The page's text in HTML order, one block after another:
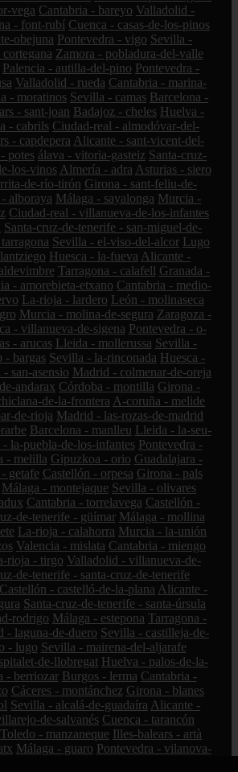
vega Cantabria - bareyo Valladolid -
- font-rubí Cuenca - casas-de-los-pinos
obejuna Pontevedra - vigo Sevilla -
Zamora - pobladura-del-valle
Palencia - autilla-del-pino Pontevedra -
Valladolid - rueda Cantabria - marina-
- moratinos Sevilla - camas Barcelona -
- sant-joan Badajoz - cheles Huelva -
- cabrils Ciudad-real - almodóvar-del-
- capdepera Alicante - sant-vicent-del-
potes álava - vitoria-gasteiz Santa-cruz-
los-vinos Almería - adra Asturias - siero
de-río-tirón Girona - sant-feliu-de-
alboraya Málaga - sayalonga Murcia -
Ciudad-real - villanueva-de-los-infantes
Santa-cruz-de-tenerife - san-miguel-de-
Sevilla - el-viso-del-alcor Lugo
Huesca - la-fueva Alicante -
Tarragona - calafell Granada -
- amorebieta-etxano Cantabria - medio-
La-rioja - lardero León - molinaseca
Murcia - molina-de-segura Zaragoza -
- villanueva-de-sigena Pontevedra - o-
- arucas Lleida - mollerussa Sevilla -
- bargas Sevilla - la-rinconada Huesca -
san-asensio Madrid - colmenar-de-oreja
andarax Córdoba - montilla Girona -
de-la-frontera A-coruña - melide
de-rioja Madrid - las-rozas-de-madrid
Barcelona - manlleu Lleida - la-seu-
la-puebla-de-los-infantes Pontevedra -
- melilla Gipuzkoa - orio Guadalajara -
getafe Castellón - orpesa Girona - pals
Málaga - montejaque Sevilla - olivares
Cantabria - torrelavega Castellón -
de-tenerife - güímar Málaga - mollina
La-rioja - calahorra Murcia - la-unión
Valencia - mislata Cantabria - miengo
rioja - tirgo Valladolid - villanueva-de-
de-tenerife - santa-cruz-de-tenerife
Castellón - castelló-de-la-plana Alicante -
Santa-cruz-de-tenerife - santa-úrsula
rodrigo Málaga - estepona Tarragona -
- laguna-de-duero Sevilla - castilleja-de-
- lugo Sevilla - mairena-del-aljarafe
de-llobregat Huelva - palos-de-la-
- berriozar Burgos - lerma Cantabria -
Cáceres - montánchez Girona - blanes
Sevilla - alcalá-de-guadaíra Alicante -
de-salvanés Cuenca - tarancón
Toledo - manzaneque Illes-balears - artà
Málaga - guaro Pontevedra - vilanova-